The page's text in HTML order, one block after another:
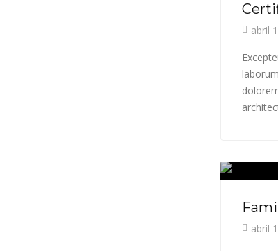
abril
abril